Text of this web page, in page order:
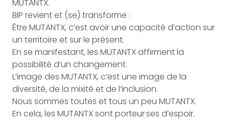
MUTANTX.
BIP revient et (se) transforme :
Être MUTANTX, c’est avoir une capacité d’action sur
un territoire et sur le présent.
En se manifestant, les MUTANTX affirment la
possibilité d’un changement.
L’image des MUTANTX, c’est une image de la
diversité, de la mixité et de l’inclusion.
Nous sommes toutes et tous un peu MUTANTX.
En cela, les MUTANTX sont porteur·ses d’espoir.